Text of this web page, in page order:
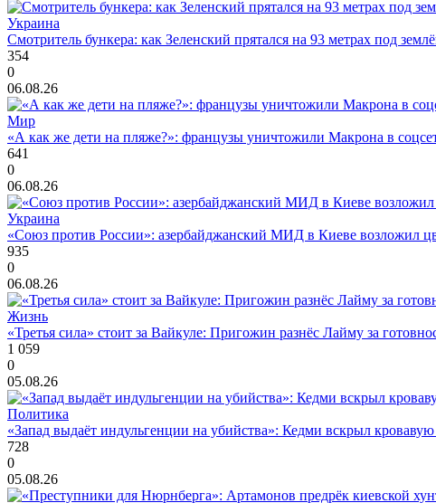
Украина
Смотритель бункера: как Зеленский прятался на 93 метрах под
354
0
06.08.26
Мир
«А как же дети на пляже?»: французы уничтожили Макрона в
641
0
06.08.26
Украина
«Союз против России»: азербайджанский МИД в Киеве возложил
935
0
06.08.26
Жизнь
«Третья сила» стоит за Вайкуле: Пригожин разнёс Лайму за
1 059
0
05.08.26
Политика
«Запад выдаёт индульгенции на убийства»: Кедми вскрыл
728
0
05.08.26